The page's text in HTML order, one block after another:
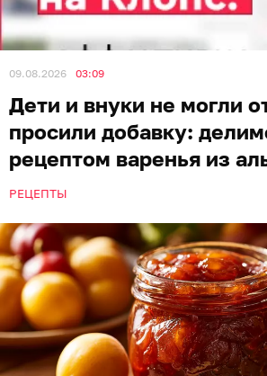
09.08.2026 03:09
Дети и внуки не могли
просили добавку:
рецептом варенья из
РЕЦЕПТЫ